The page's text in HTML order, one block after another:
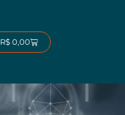
R$0,00Carrinho